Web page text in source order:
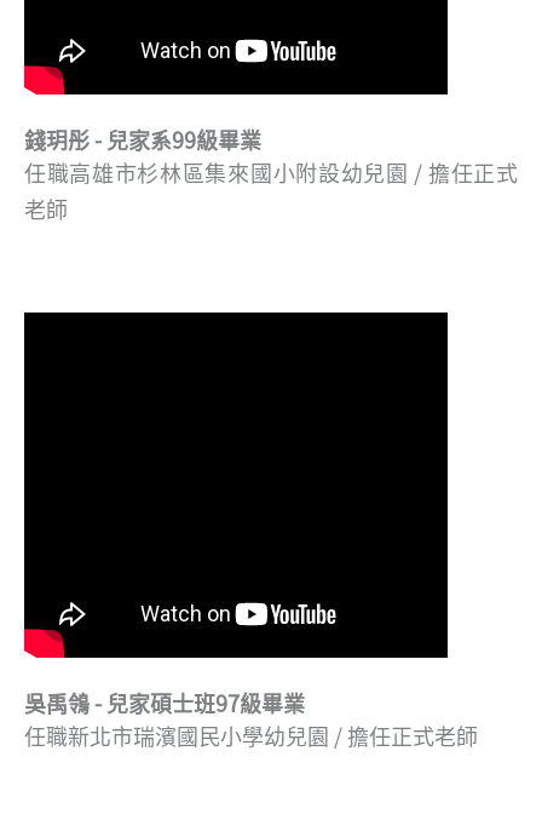
錢玥彤 - 兒家系99級畢業
任職高雄市杉林區集來國小附設幼兒園 / 擔任正式
老師
吳禹鴒 - 兒家碩士班97級畢業
任職新北市瑞濱國民小學幼兒園 / 擔任正式老師